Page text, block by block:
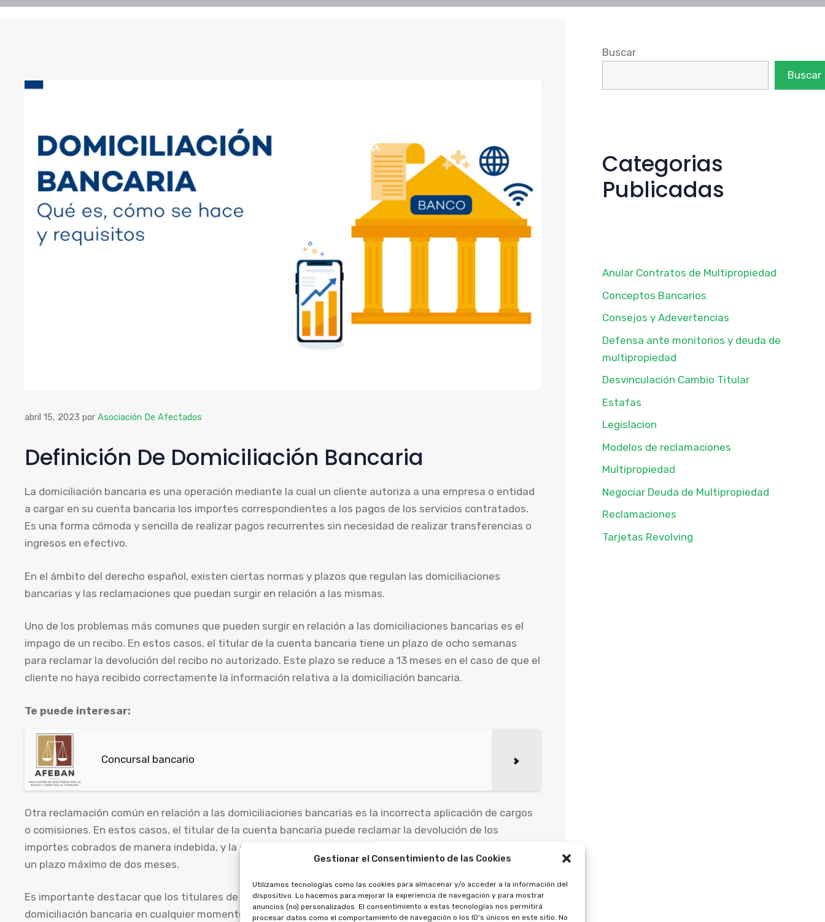
Gestionar el Consentimiento de las Cookies
Utilizamos tecnologías como las cookies para almacenar y/o acceder a la información del
dispositivo. Lo hacemos para mejorar la experiencia de navegación y para mostrar
anuncios (no) personalizados. El consentimiento a estas tecnologías nos permitirá
procesar datos como el comportamiento de navegación o los ID's únicos en este sitio. No
abril 15, 2023 por Asociación De Afectados
Definición De Domiciliación Bancaria
La domiciliación bancaria es una operación mediante la cual un cliente autoriza a una empresa o entidad
a cargar en su cuenta bancaria los importes correspondientes a los pagos de los servicios contratados.
Es una forma cómoda y sencilla de realizar pagos recurrentes sin necesidad de realizar transferencias o
ingresos en efectivo.
En el ámbito del derecho español, existen ciertas normas y plazos que regulan las domiciliaciones
bancarias y las reclamaciones que puedan surgir en relación a las mismas.
Uno de los problemas más comunes que pueden surgir en relación a las domiciliaciones bancarias es el
impago de un recibo. En estos casos, el titular de la cuenta bancaria tiene un plazo de ocho semanas
para reclamar la devolución del recibo no autorizado. Este plazo se reduce a 13 meses en el caso de que el
cliente no haya recibido correctamente la información relativa a la domiciliación bancaria.
Te puede interesar:
Concursal bancario
Otra reclamación común en relación a las domiciliaciones bancarias es la incorrecta aplicación de cargos
o comisiones. En estos casos, el titular de la cuenta bancaria puede reclamar la devolución de los
importes cobrados de manera indebida, y la entidad bancaria está obligada a ofrecer una respuesta en
un plazo máximo de dos meses.
Es importante destacar que los titulares de las cuentas bancarias tienen derecho a revocar la
domiciliación bancaria en cualquier momento, siempre y cuando se respeten los plazos de preaviso
Buscar
Buscar
Categorias
Publicadas
Anular Contratos de Multipropiedad
Conceptos Bancarios
Consejos y Adevertencias
Defensa ante monitorios y deuda de
multipropiedad
Desvinculación Cambio Titular
Estafas
Legislacion
Modelos de reclamaciones
Multipropiedad
Negociar Deuda de Multipropiedad
Reclamaciones
Tarjetas Revolving